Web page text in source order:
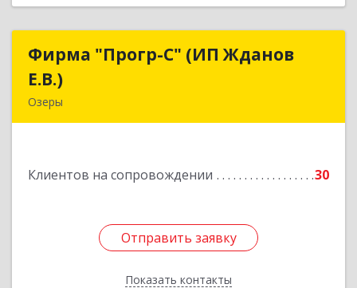
Фирма "Прогр-С" (ИП Жданов
Е.В.)
Озеры
Клиентов на сопровождении 30
Отправить заявку
Показать контакты
Фирма "Прогр-С" (ИП Жданов
Подробнее
Отправить заявку
Назад